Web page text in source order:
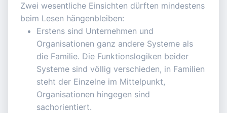
Zwei wesentliche Einsichten dürften mindestens
beim Lesen hängenbleiben:
Erstens sind Unternehmen und
Organisationen ganz andere Systeme als
die Familie. Die Funktionslogiken beider
Systeme sind völlig verschieden, in Familien
steht der Einzelne im Mittelpunkt,
Organisationen hingegen sind
sachorientiert.